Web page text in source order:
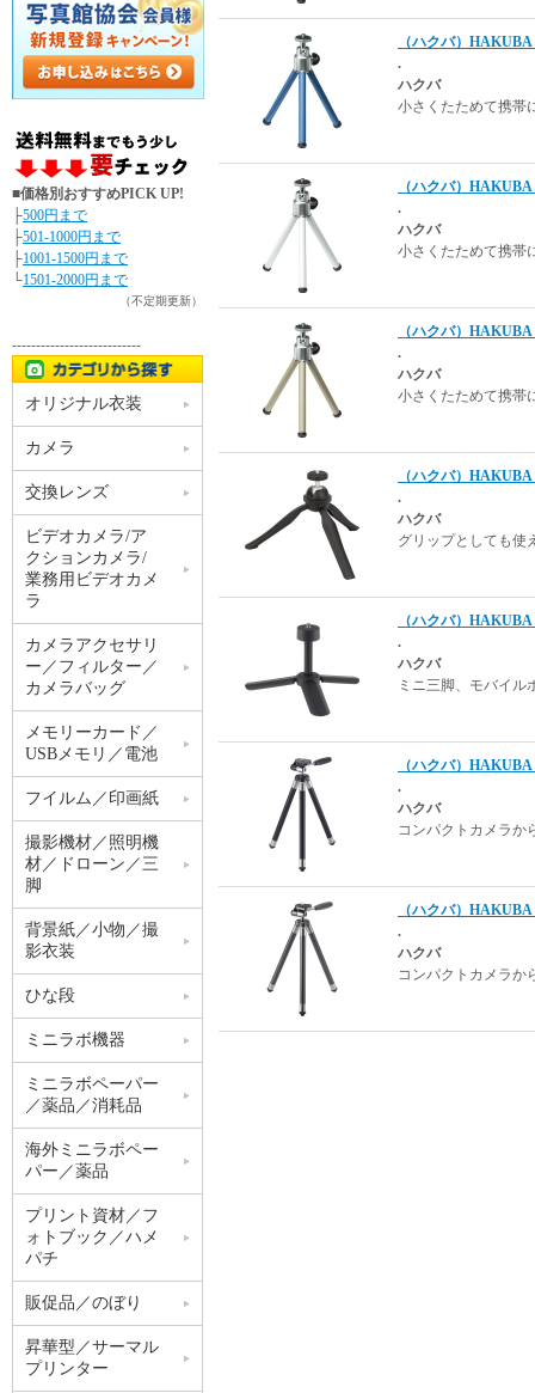
（ハクバ）
.
ハクバ
小さくたためて携帯
（ハクバ）
.
ハクバ
小さくたためて携帯
（ハクバ）
.
ハクバ
小さくたためて携帯
（ハクバ）
.
ハクバ
グリップとしても使
（ハクバ）
.
ハクバ
ミニ三脚、モバイル
（ハクバ）
.
ハクバ
コンパクトカメラか
（ハクバ）
.
ハクバ
コンパクトカメラか
■価格別おすすめPICK UP!
├500円まで
├501-1000円まで
├1001-1500円まで
└1501-2000円まで
（不定期更新）
---------------------------
オリジナル衣装
カメラ
交換レンズ
ビデオカメラ/ア
クションカメラ/
業務用ビデオカメ
ラ
カメラアクセサリ
ー／フィルター／
カメラバッグ
メモリーカード／
USBメモリ／電池
フイルム／印画紙
撮影機材／照明機
材／ドローン／三
脚
背景紙／小物／撮
影衣装
ひな段
ミニラボ機器
ミニラボペーパー
／薬品／消耗品
海外ミニラボペー
パー／薬品
プリント資材／フ
ォトブック／ハメ
パチ
販促品／のぼり
昇華型／サーマル
プリンター